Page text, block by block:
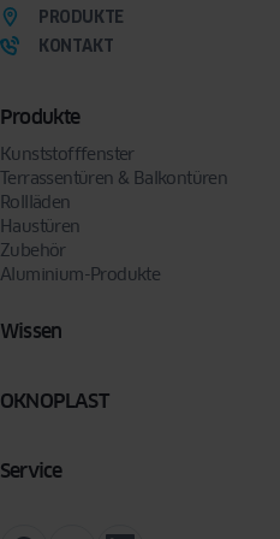
Produkte
Kunststofffenster
Terrassentüren & Balkontüren
Rollläden
Haustüren
Zubehör
Aluminium-Produkte
Wissen
OKNOPLAST
Service
PRODUKTE
KONTAKT